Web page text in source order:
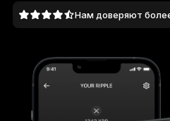
Ко всем устройствам
Аппаратные
Нам доверяют